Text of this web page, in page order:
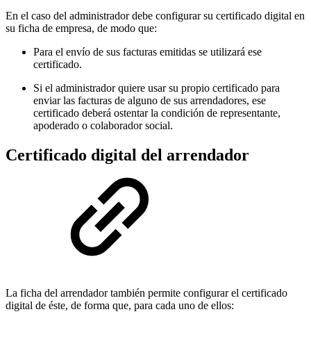
En el caso del administrador debe configurar su certificado digital en
su ficha de empresa, de modo que:
Para el envío de sus facturas emitidas se utilizará ese
certificado.
Si el administrador quiere usar su propio certificado para
enviar las facturas de alguno de sus arrendadores, ese
certificado deberá ostentar la condición de representante,
apoderado o colaborador social.
Certificado digital del arrendador
La ficha del arrendador también permite configurar el certificado
digital de éste, de forma que, para cada uno de ellos: